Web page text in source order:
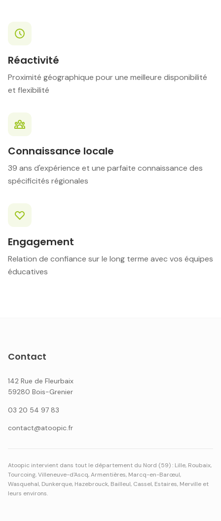
Réactivité
Proximité géographique pour une meilleure disponibilité
et flexibilité
Connaissance locale
39 ans d'expérience et une parfaite connaissance des
spécificités régionales
Engagement
Relation de confiance sur le long terme avec vos équipes
éducatives
Contact
142 Rue de Fleurbaix
59280 Bois-Grenier
03 20 54 97 83
contact@atoopic.fr
Atoopic intervient dans tout le département du Nord (59) : Lille, Roubaix,
Tourcoing, Villeneuve-d'Ascq, Armentières, Marcq-en-Barœul,
Wasquehal, Dunkerque, Hazebrouck, Bailleul, Cassel, Estaires, Merville et
leurs environs.